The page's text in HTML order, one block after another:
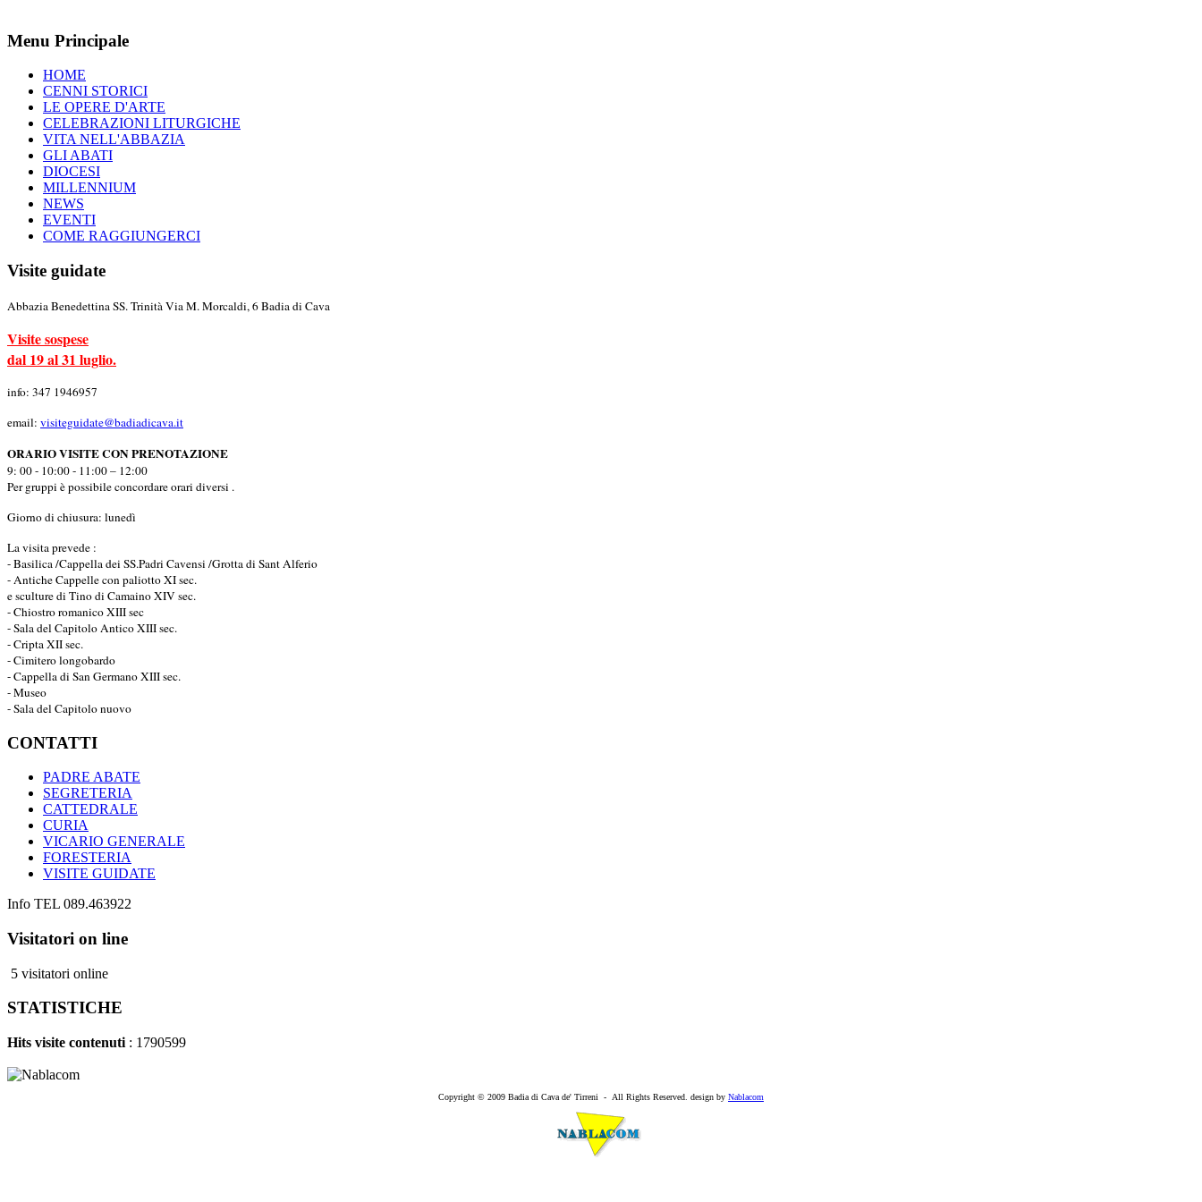
Menu Principale
HOME
CENNI STORICI
LE OPERE D'ARTE
CELEBRAZIONI LITURGICHE
VITA NELL'ABBAZIA
GLI ABATI
DIOCESI
MILLENNIUM
NEWS
EVENTI
COME RAGGIUNGERCI
Visite guidate
Abbazia Benedettina SS. Trinità Via M. Morcaldi, 6 Badia di Cava
Visite sospese
dal 19 al 31 luglio.
info: 347 1946957
email: visiteguidate@badiadicava.it
ORARIO VISITE CON PRENOTAZIONE
9: 00 - 10:00 - 11:00 – 12:00
Per gruppi è possibile concordare orari diversi .
Giorno di chiusura: lunedì
La visita prevede :
- Basilica /Cappella dei SS.Padri Cavensi /Grotta di Sant Alferio
- Antiche Cappelle con paliotto XI sec.
e sculture di Tino di Camaino XIV sec.
- Chiostro romanico XIII sec
- Sala del Capitolo Antico XIII sec.
- Cripta XII sec.
- Cimitero longobardo
- Cappella di San Germano XIII sec.
- Museo
- Sala del Capitolo nuovo
CONTATTI
PADRE ABATE
SEGRETERIA
CATTEDRALE
CURIA
VICARIO GENERALE
FORESTERIA
VISITE GUIDATE
Info TEL 089.463922
Visitatori on line
5 visitatori online
STATISTICHE
Hits visite contenuti : 1790599
Copyright © 2009 Badia di Cava de' Tirreni - All Rights Reserved. design by Nablacom